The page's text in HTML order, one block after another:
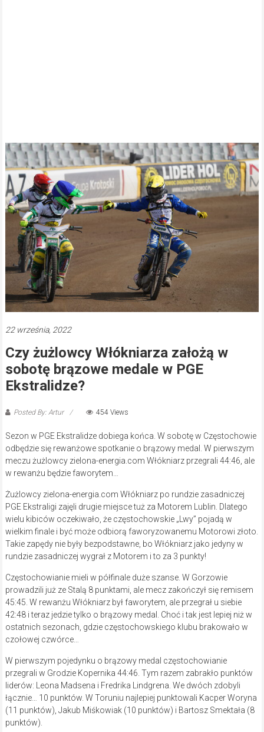
22 września, 2022
Czy żużlowcy Włókniarza założą w
sobotę brązowe medale w PGE
Ekstralidze?
Posted By: Artur 454 Views
Sezon w PGE Ekstralidze dobiega końca. W sobotę w Częstochowie
odbędzie się rewanżowe spotkanie o brązowy medal. W pierwszym
meczu żużlowcy zielona-energia.com Włókniarz przegrali 44:46, ale
w rewanżu będzie faworytem…
Żużlowcy zielona-energia.com Włókniarz po rundzie zasadniczej
PGE Ekstraligi zajęli drugie miejsce tuż za Motorem Lublin. Dlatego
wielu kibiców oczekiwało, że częstochowskie „Lwy” pojadą w
wielkim finale i być może odbiorą faworyzowanemu Motorowi złoto.
Takie zapędy nie były bezpodstawne, bo Włókniarz jako jedyny w
rundzie zasadniczej wygrał z Motorem i to za 3 punkty!
Częstochowianie mieli w półfinale duże szanse. W Gorzowie
prowadzili już ze Stalą 8 punktami, ale mecz zakończył się remisem
45:45. W rewanżu Włókniarz był faworytem, ale przegrał u siebie
42:48 i teraz jedzie tylko o brązowy medal. Choć i tak jest lepiej niż w
ostatnich sezonach, gdzie częstochowskiego klubu brakowało w
czołowej czwórce…
W pierwszym pojedynku o brązowy medal częstochowianie
przegrali w Grodzie Kopernika 44:46. Tym razem zabrakło punktów
liderów: Leona Madsena i Fredrika Lindgrena. We dwóch zdobyli
łącznie… 10 punktów. W Toruniu najlepiej punktowali Kacper Woryna
(11 punktów), Jakub Miśkowiak (10 punktów) i Bartosz Smektała (8
punktów).